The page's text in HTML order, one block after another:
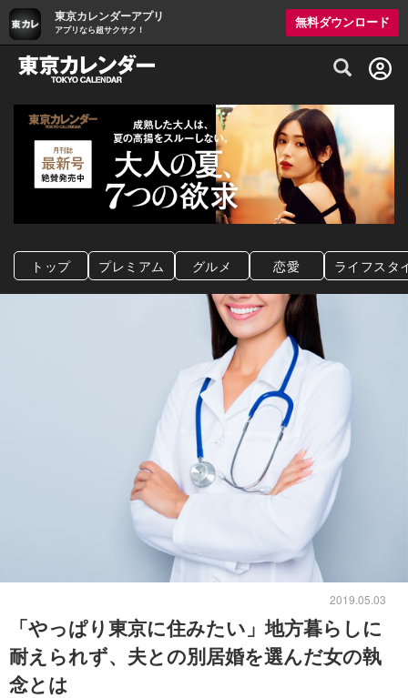
東京カレンダーアプリ
アプリなら超サクサク！
無料ダウンロード
グルメ情報・プレミアムレストラン予約
トップ プレミアム グルメ 恋愛 ライフスタ
2019.05.03
「やっぱり東京に住みたい」地方暮らしに
耐えられず、夫との別居婚を選んだ女の執
念とは